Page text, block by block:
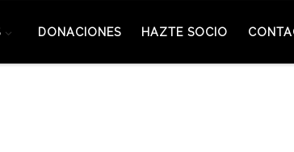
DONACIONES HAZTE SOCIO